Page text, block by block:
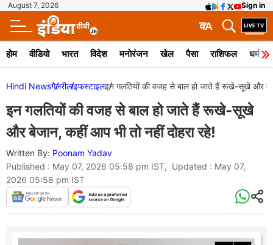
August 7, 2026 Sign in
A
क
होम वीडियो भारत विदेश मनोरंजन खेल पैसा राशिफल धर्म
Hindi Newsगैलरीलाइफस्टाइलइन गलतियों की वजह से बाल हो जाते हैं रूखे-सूखे और
इन गलतियों की वजह से बाल हो जाते हैं रूखे-सूखे
और बेजान, कहीं आप भी तो नहीं दोहरा रहे!
Written By: Poonam Yadav
Published : May 07, 2026 05:58 pm IST, Updated : May 07,
2026 05:58 pm IST